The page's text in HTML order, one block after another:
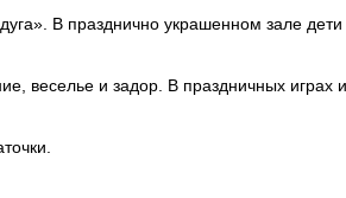
В празднично украшенном зале дети
и задор. В праздничных играх и